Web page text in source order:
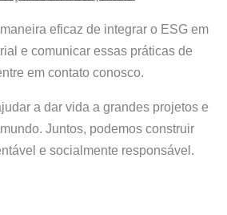
eficaz de integrar o ESG em
e comunicar essas práticas de
em contato conosco.
a dar vida a grandes projetos e
Juntos, podemos construir
e socialmente responsável.